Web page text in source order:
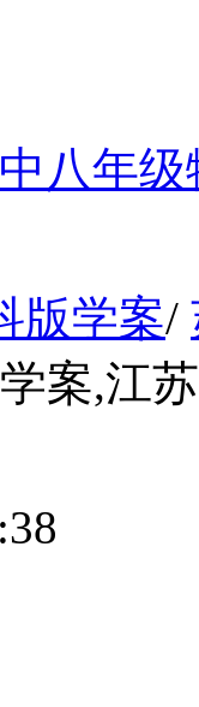
八年
版学案/
案,江